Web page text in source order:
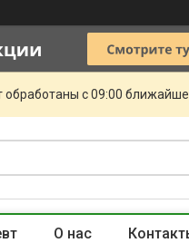
с 09:00
О нас